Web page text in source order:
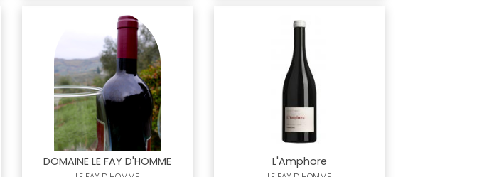
DOMAINE LE FAY D'HOMME L'Amphore